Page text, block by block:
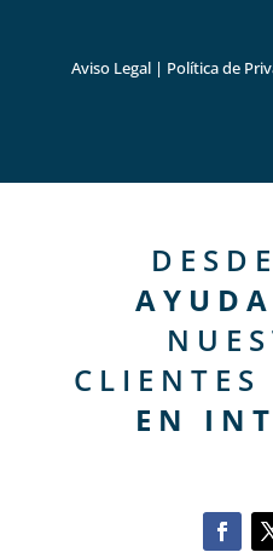
Aviso Legal | Política de
CLIENTES
EN